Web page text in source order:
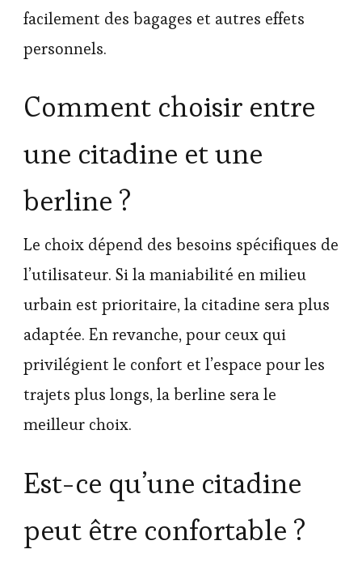
facilement des bagages et autres effets
personnels.
Comment choisir entre
une citadine et une
berline ?
Le choix dépend des besoins spécifiques de
l’utilisateur. Si la maniabilité en milieu
urbain est prioritaire, la citadine sera plus
adaptée. En revanche, pour ceux qui
privilégient le confort et l’espace pour les
trajets plus longs, la berline sera le
meilleur choix.
Est-ce qu’une citadine
peut être confortable ?